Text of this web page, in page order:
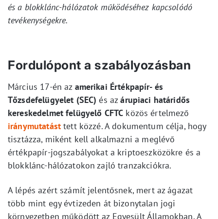
és a blokklánc-hálózatok működéséhez kapcsolódó
tevékenységekre.
Fordulópont a szabályozásban
Március 17-én az amerikai Értékpapír- és
Tőzsdefelügyelet (SEC) és azárupiaci határidős
kereskedelmet felügyelő CFTC közös értelmező
iránymutatásttett közzé. A dokumentum célja, hogy
tisztázza, miként kell alkalmazni a meglévő
értékpapír-jogszabályokat a kriptoeszközökre és a
blokklánc-hálózatokon zajló tranzakciókra.
A lépés azért számít jelentősnek, mert az ágazat
több mint egy évtizeden át bizonytalan jogi
környezetben működött az Egyesült Államokban. A